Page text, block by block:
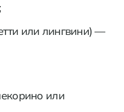
или лингвини) —
или